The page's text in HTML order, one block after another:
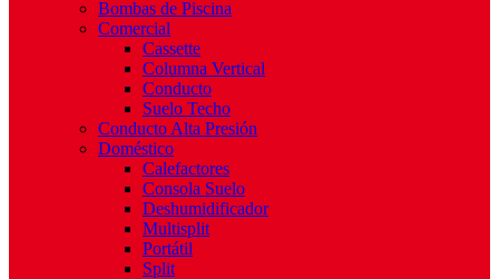
Bombas de Piscina
Comercial
Cassette
Columna Vertical
Conducto
Suelo Techo
Conducto Alta Presión
Doméstico
Calefactores
Consola Suelo
Deshumidificador
Multisplit
Portátil
Split